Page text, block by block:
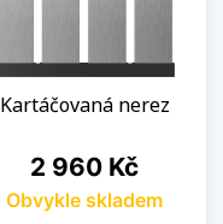
Kartáčovaná nerez
Cena
2 960 Kč
Obvykle skladem